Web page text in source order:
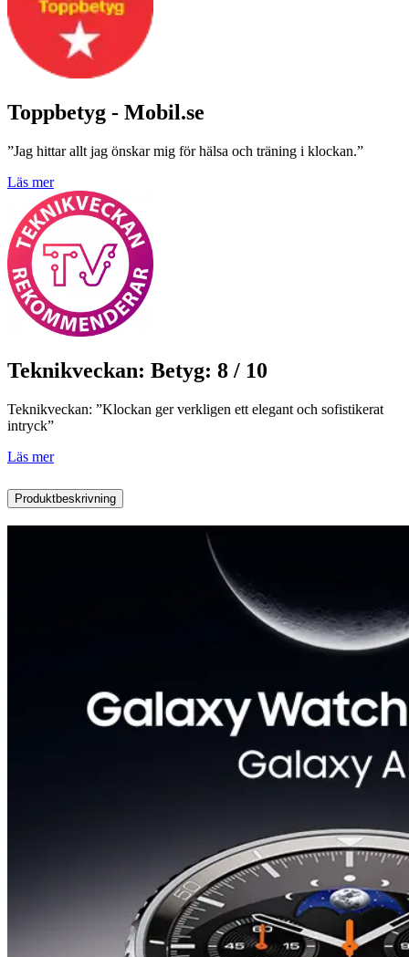
Toppbetyg - Mobil.se
”Jag hittar allt jag önskar mig för hälsa och träning i klockan.”
Läs mer
Teknikveckan: Betyg: 8 / 10
Teknikveckan: ”Klockan ger verkligen ett elegant och sofistikerat
intryck”
Läs mer
Produktbeskrivning